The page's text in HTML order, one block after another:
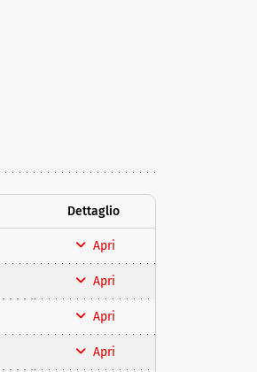
Dettaglio
Apri
Apri
Apri
Apri